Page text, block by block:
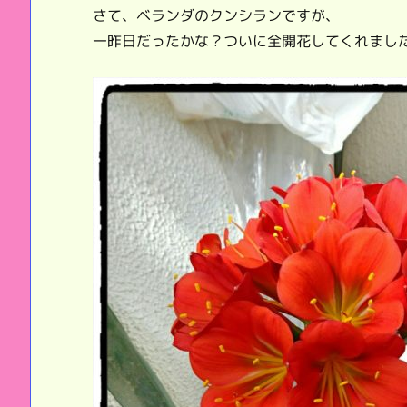
さて、ベランダのクンシランですが、
一昨日だったかな？ついに全開花してくれま